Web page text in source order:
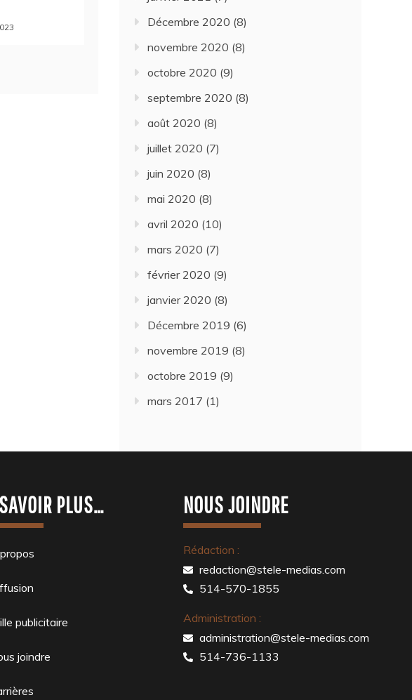
Décembre 2020 (8)
novembre 2020 (8)
octobre 2020 (9)
septembre 2020 (8)
août 2020 (8)
juillet 2020 (7)
juin 2020 (8)
mai 2020 (8)
avril 2020 (10)
mars 2020 (7)
février 2020 (9)
janvier 2020 (8)
Décembre 2019 (6)
novembre 2019 (8)
octobre 2019 (9)
mars 2017 (1)
PLUS…
publicitaire
joindre
NOUS JOINDRE
Rédaction :
redaction@stele-medias.com
514-570-1855
Administration :
administration@stele-medias.com
514-736-1133